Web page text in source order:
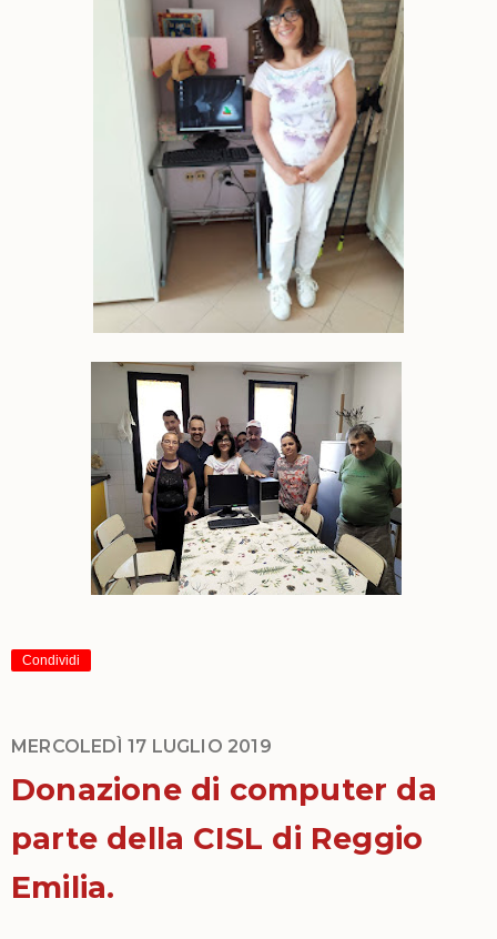
Condividi
MERCOLEDÌ 17 LUGLIO 2019
Donazione di computer da
parte della CISL di Reggio
Emilia.